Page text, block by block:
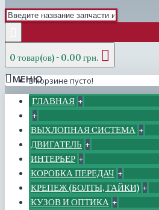
0 товар(ов) - 0.00 грн.
В корзине пусто!
МЕНЮ
ГЛАВНАЯ +
+
ВЫХЛОПНАЯ СИСТЕМА +
ДВИГАТЕЛЬ +
ИНТЕРЬЕР +
КОРОБКА ПЕРЕДАЧ +
КРЕПЕЖ (БОЛТЫ, ГАЙКИ) +
КУЗОВ И ОПТИКА +